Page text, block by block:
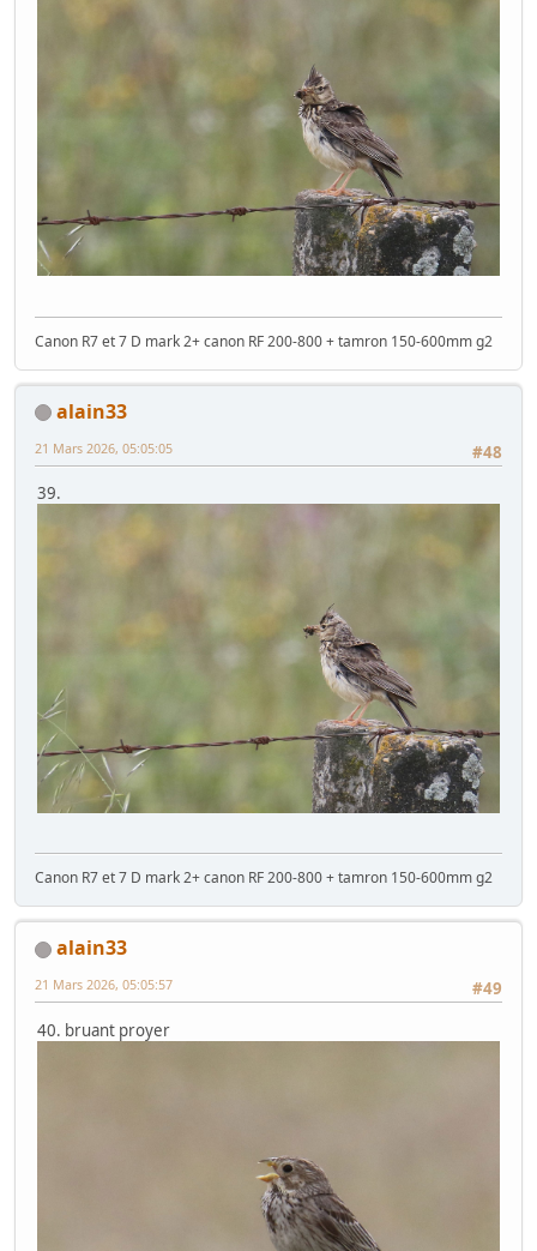
Canon R7 et 7 D mark 2+ canon RF 200-800 + tamron 150-600mm g2
alain33
#48
21 Mars 2026, 05:05:05
39.
Canon R7 et 7 D mark 2+ canon RF 200-800 + tamron 150-600mm g2
alain33
#49
21 Mars 2026, 05:05:57
40. bruant proyer